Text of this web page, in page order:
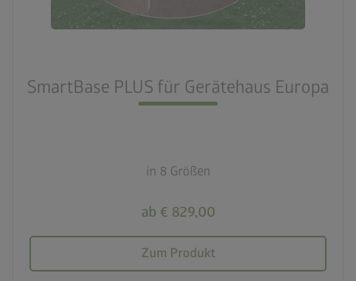
SmartBase PLUS für Gerätehaus Europa
in 8 Größen
ab € 829,00
Zum Produkt